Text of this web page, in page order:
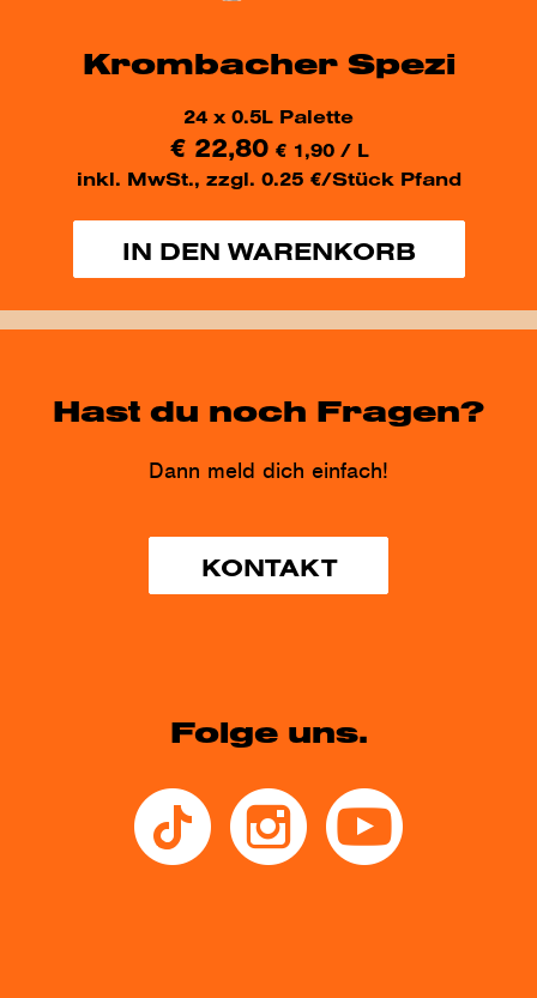
Krombacher Spezi
24 x 0.5L Palette
€ 22,80€ 1,90/ L
inkl. MwSt., zzgl. 0.25 €/Stück Pfand
IN DEN WARENKORB
Hast du noch Fragen?
Dann meld dich einfach!
KONTAKT
Folge uns.
Tiktok Instagram